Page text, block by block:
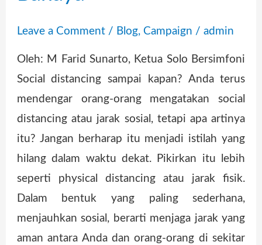
Leave a Comment / Blog, Campaign / admin
Oleh: M Farid Sunarto, Ketua Solo Bersimfoni
Social distancing sampai kapan? Anda terus
mendengar orang-orang mengatakan social
distancing atau jarak sosial, tetapi apa artinya
itu? Jangan berharap itu menjadi istilah yang
hilang dalam waktu dekat. Pikirkan itu lebih
seperti physical distancing atau jarak fisik.
Dalam bentuk yang paling sederhana,
menjauhkan sosial, berarti menjaga jarak yang
aman antara Anda dan orang-orang di sekitar